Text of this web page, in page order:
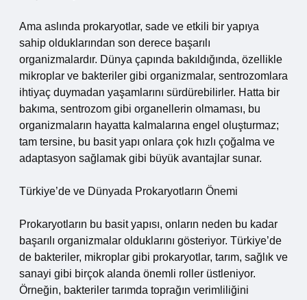
Ama aslında prokaryotlar, sade ve etkili bir yapıya
sahip olduklarından son derece başarılı
organizmalardır. Dünya çapında bakıldığında, özellikle
mikroplar ve bakteriler gibi organizmalar, sentrozomlara
ihtiyaç duymadan yaşamlarını sürdürebilirler. Hatta bir
bakıma, sentrozom gibi organellerin olmaması, bu
organizmaların hayatta kalmalarına engel oluşturmaz;
tam tersine, bu basit yapı onlara çok hızlı çoğalma ve
adaptasyon sağlamak gibi büyük avantajlar sunar.
Türkiye’de ve Dünyada Prokaryotların Önemi
Prokaryotların bu basit yapısı, onların neden bu kadar
başarılı organizmalar olduklarını gösteriyor. Türkiye’de
de bakteriler, mikroplar gibi prokaryotlar, tarım, sağlık ve
sanayi gibi birçok alanda önemli roller üstleniyor.
Örneğin, bakteriler tarımda toprağın verimliliğini